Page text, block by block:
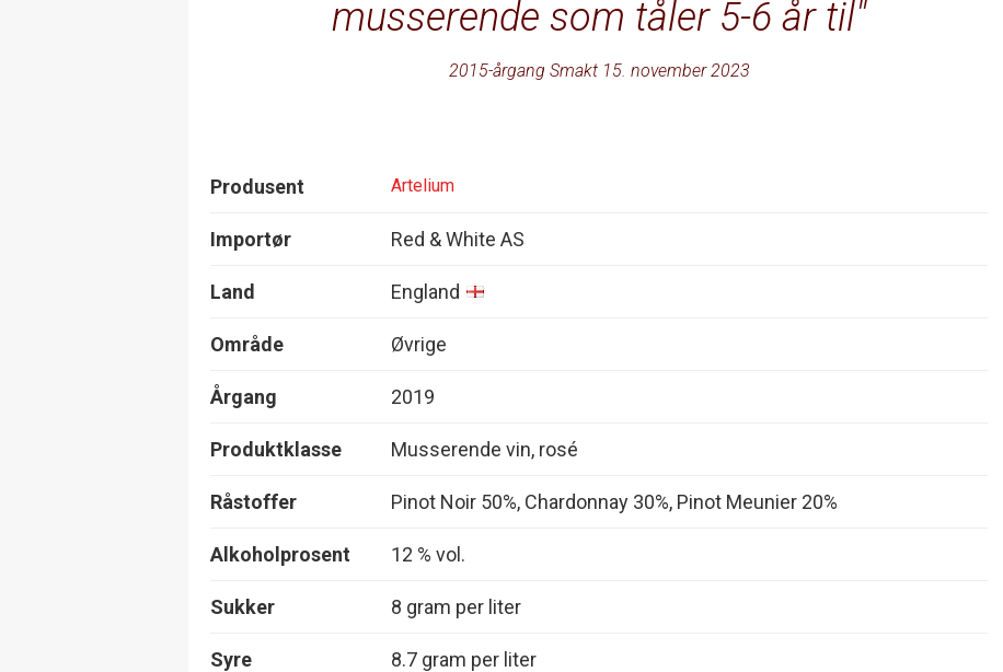
musserende som tåler 5-6 år til
2015-årgang Smakt 15. november 2023
Produsent Artelium
Importør Red & White AS
Land England
Område Øvrige
Årgang 2019
Produktklasse Musserende vin, rosé
Råstoffer Pinot Noir 50%, Chardonnay 30%, Pinot Meunier 20%
Alkoholprosent 12 % vol.
Sukker 8 gram per liter
Syre 8.7 gram per liter